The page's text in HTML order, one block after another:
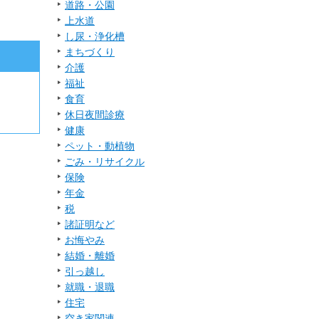
道路・公園
上水道
し尿・浄化槽
まちづくり
介護
福祉
食育
休日夜間診療
健康
ペット・動植物
ごみ・リサイクル
保険
年金
税
諸証明など
お悔やみ
結婚・離婚
引っ越し
就職・退職
住宅